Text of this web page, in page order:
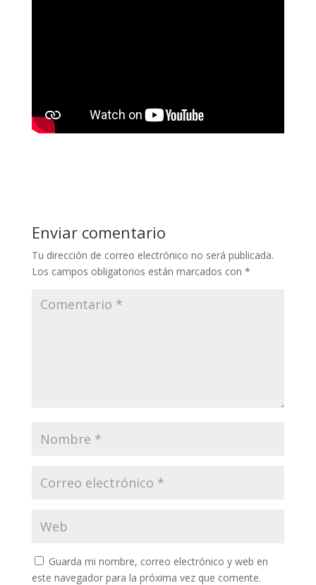
Enviar comentario
Tu dirección de correo electrónico no será publicada.
Los campos obligatorios están marcados con *
Guarda mi nombre, correo electrónico y web en
este navegador para la próxima vez que comente.